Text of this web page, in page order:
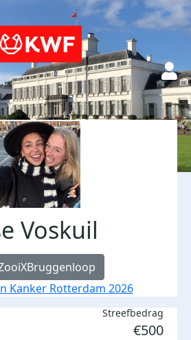
Voskuil
Kanker Rotterdam 2026
Streefbedrag
€500